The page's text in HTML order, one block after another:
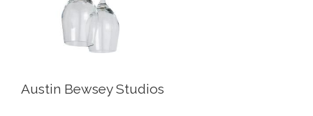
Austin Bewsey Studios